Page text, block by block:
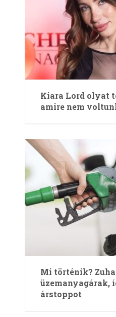
Kiara Lord olyat
amire nem
Mi történik?
üzemanyagárak,
árstoppot